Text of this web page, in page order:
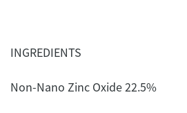
INGREDIENTS
Non-Nano Zinc Oxide 22.5%